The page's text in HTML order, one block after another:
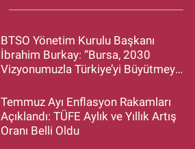
BTSO Yönetim Kurulu Başkanı
İbrahim Burkay: “Bursa, 2030
Vizyonumuzla Türkiye’yi Büyütmeye
Temmuz Ayı Enflasyon Rakamları
Açıklandı: TÜFE Aylık ve Yıllık Artış
Oranı Belli Oldu